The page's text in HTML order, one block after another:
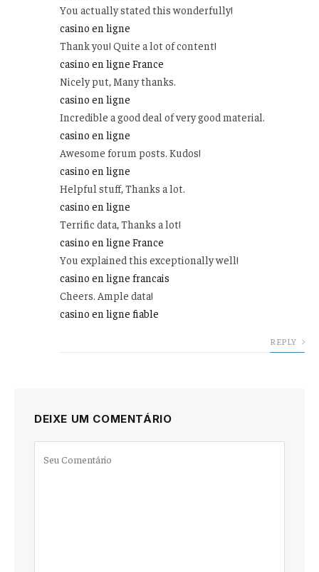
You actually stated this wonderfully!
casino en ligne
Thank you! Quite a lot of content!
casino en ligne France
Nicely put, Many thanks.
casino en ligne
Incredible a good deal of very good material.
casino en ligne
Awesome forum posts. Kudos!
casino en ligne
Helpful stuff, Thanks a lot.
casino en ligne
Terrific data, Thanks a lot!
casino en ligne France
You explained this exceptionally well!
casino en ligne francais
Cheers. Ample data!
casino en ligne fiable
REPLY
DEIXE UM COMENTÁRIO